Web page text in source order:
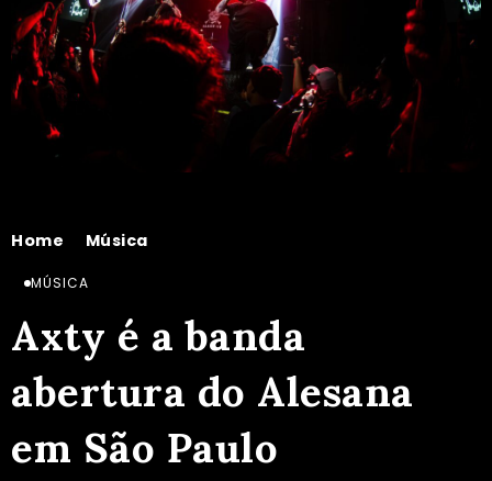
Home Música
MÚSICA
Axty é a banda
abertura do Alesana
em São Paulo